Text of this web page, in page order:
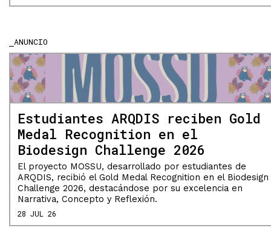
ANUNCIO
Estudiantes ARQDIS reciben Gold
Medal Recognition en el
Biodesign Challenge 2026
El proyecto MOSSU, desarrollado por estudiantes de
ARQDIS, recibió el Gold Medal Recognition en el Biodesign
Challenge 2026, destacándose por su excelencia en
Narrativa, Concepto y Reflexión.
28 JUL 26